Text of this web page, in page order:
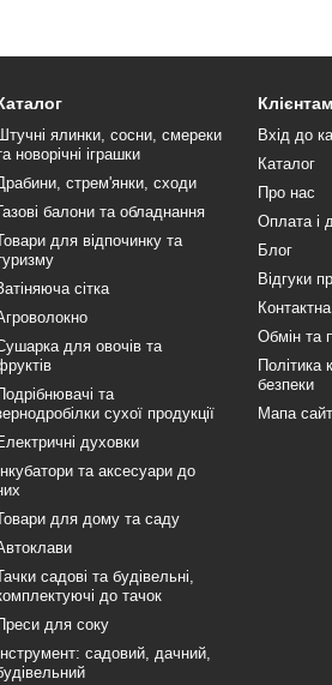
ялинки, сосни, смереки
новорічні іграшки
стрем'янки, сходи
балони та обладнання
для відпочинку та
сітка
для овочів та
та
сухої продукції
духовки
Інкубатори та аксесуари до
для дому та саду
садові та будівельні,
до тачок
для соку
Інструмент: садовий, дачний,
Клієнтам
Вхід до
Каталог
Про нас
Оплата і
Блог
Відгуки
Обмін та
Політика
безпеки
Мапа